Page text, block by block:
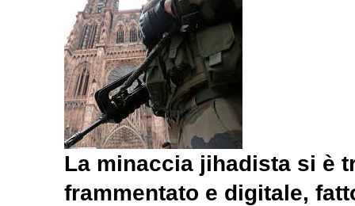
La minaccia jihadista si è
frammentato e digitale,